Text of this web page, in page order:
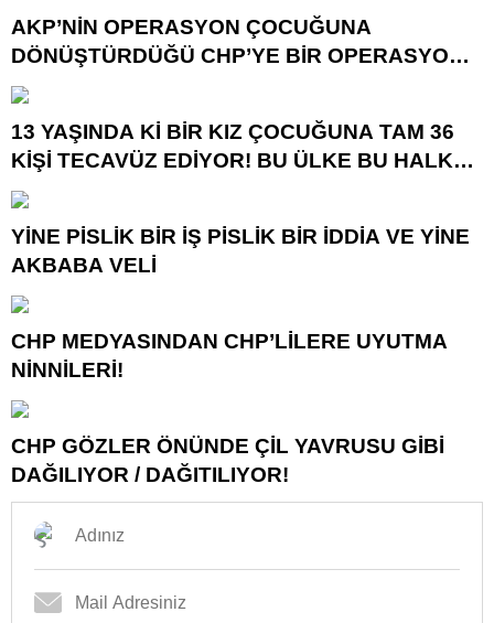
AKP’NİN OPERASYON ÇOCUĞUNA
DÖNÜŞTÜRDÜĞÜ CHP’YE BİR OPERASYON
DAHA!
13 YAŞINDA Kİ BİR KIZ ÇOCUĞUNA TAM 36
KİŞİ TECAVÜZ EDİYOR! BU ÜLKE BU HALK
NEREYE SAVRULDU NASIL SAVRULDU!
YİNE PİSLİK BİR İŞ PİSLİK BİR İDDİA VE YİNE
AKBABA VELİ
CHP MEDYASINDAN CHP’LİLERE UYUTMA
NİNNİLERİ!
CHP GÖZLER ÖNÜNDE ÇİL YAVRUSU GİBİ
DAĞILIYOR / DAĞITILIYOR!